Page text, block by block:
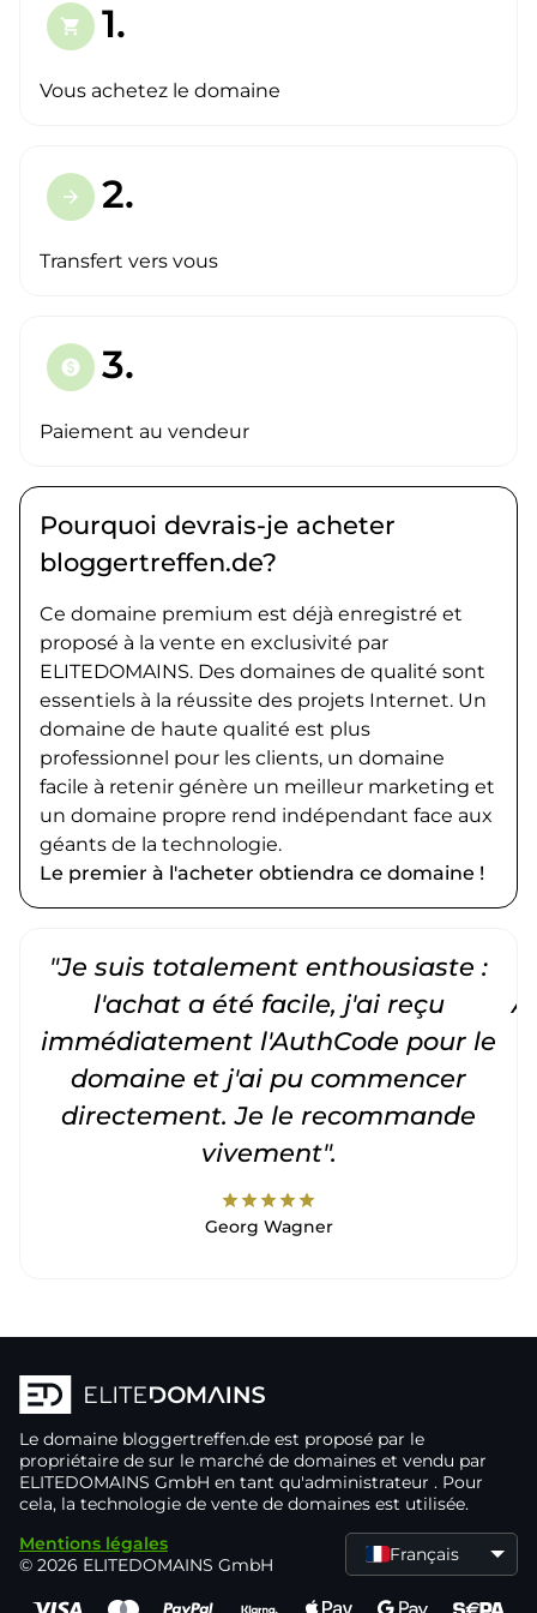
shopping_cart 1.
Vous achetez le domaine
arrow_forward 2.
Transfert vers vous
paid 3.
Paiement au vendeur
Pourquoi devrais-je acheter
bloggertreffen.de?
Ce domaine premium est déjà enregistré et
proposé à la vente en exclusivité par
ELITEDOMAINS. Des domaines de qualité sont
essentiels à la réussite des projets Internet. Un
domaine de haute qualité est plus
professionnel pour les clients, un domaine
facile à retenir génère un meilleur marketing et
un domaine propre rend indépendant face aux
géants de la technologie.
Le premier à l'acheter obtiendra ce domaine !
"Je suis totalement enthousiaste :
l'achat a été facile, j'ai reçu
immédiatement l'AuthCode pour le
domaine et j'ai pu commencer
directement. Je le recommande
vivement".
starstarstarstarstar
Georg Wagner
Le domaine bloggertreffen.de est proposé par le
propriétaire de sur le marché de domaines et vendu par
ELITEDOMAINS GmbH en tant qu'administrateur . Pour
cela, la technologie de vente de domaines est utilisée.
Mentions légales
© 2026 ELITEDOMAINS GmbH
Français